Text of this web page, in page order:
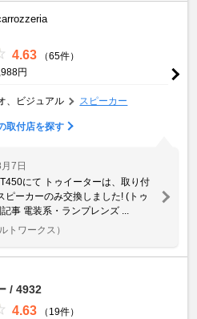
4.63
（65件）
円
、ビジュアル スピーカー
取付店を探す
7日
にて トゥイーターは、取り付
ーカーのみ交換しました! (トゥ
事 電装系・ランプレンズ ...
トワークス）
/ 4932
4.63 （19件）